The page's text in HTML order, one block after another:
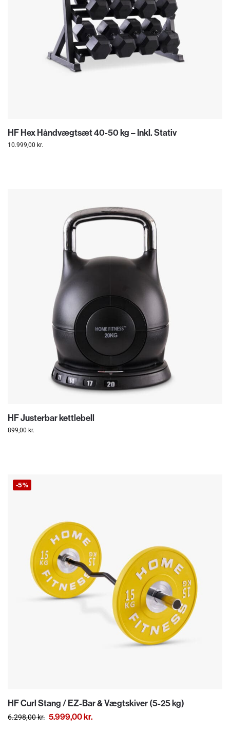
HF Hex Håndvægtsæt 40-50 kg – Inkl. Stativ
10.999,00 kr.
HF Justerbar kettlebell
899,00 kr.
-5%
HF Curl Stang / EZ-Bar & Vægtskiver (5-25 kg)
6.298,00kr. 5.999,00kr.